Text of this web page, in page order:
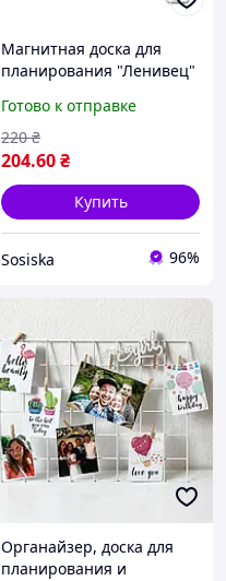
Магнитная доска для
планирования "Ленивец"
Vladi Toys
Готово к отправке
204.60₴
220 ₴
Купить
Sosiska 96%
Органайзер, доска для
планирования и